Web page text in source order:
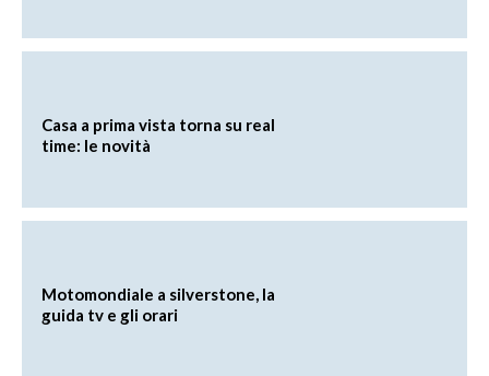
Casa a prima vista torna su real
time: le novità
Motomondiale a silverstone, la
guida tv e gli orari